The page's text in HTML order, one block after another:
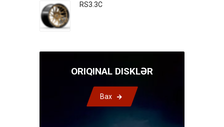
RS3.3C
ORIQINAL DISKLƏR
Bax